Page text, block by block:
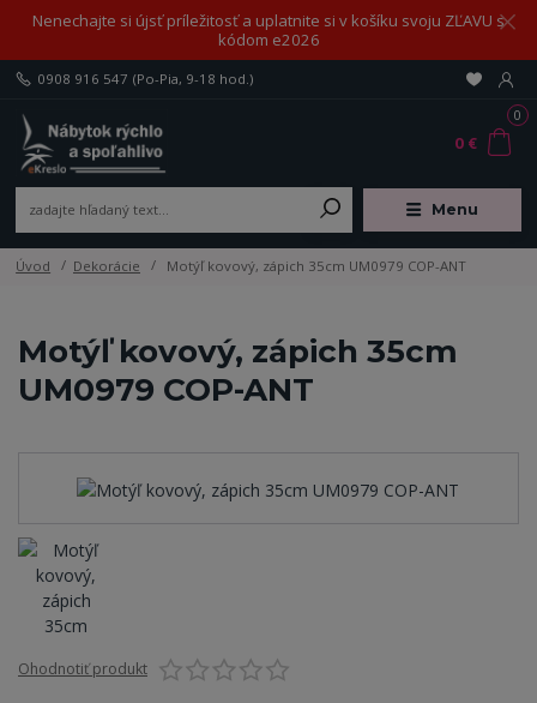
Nenechajte si újsť príležitosť a uplatnite si v košíku svoju ZĽAVU s
kódom e2026
Menu
0908 916 547 (Po-Pia, 9-18 hod.)
0
0 €
Úvod Dekorácie Motýľ kovový, zápich 35cm UM0979 COP-ANT
Motýľ kovový, zápich 35cm
UM0979 COP-ANT
Ohodnotiť produkt